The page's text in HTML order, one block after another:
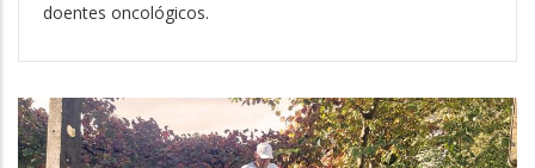
doentes oncológicos.